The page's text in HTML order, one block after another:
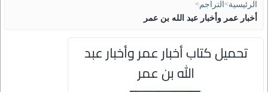
الرئيسية> التراجم>
أخبار عمر وأخبار عبد الله بن عمر
تحميل كتاب أخبار عمر وأخبار عبد
الله بن عمر